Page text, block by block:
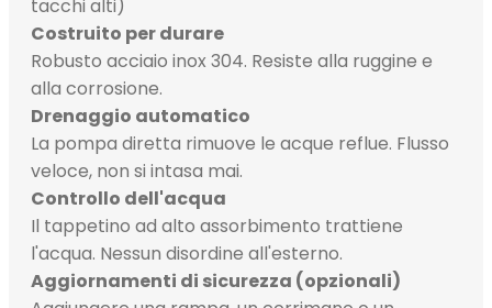
tacchi alti)
Costruito per durare
Robusto acciaio inox 304. Resiste alla ruggine e
alla corrosione.
Drenaggio automatico
La pompa diretta rimuove le acque reflue. Flusso
veloce, non si intasa mai.
Controllo dell'acqua
Il tappetino ad alto assorbimento trattiene
l'acqua. Nessun disordine all'esterno.
Aggiornamenti di sicurezza (opzionali)